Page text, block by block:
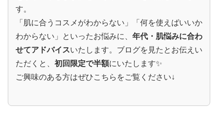
す。
「肌に合うコスメがわからない」「何を使えばいいか
わからない」といったお悩みに、 年代・肌悩みに合わ
せてアドバイスいたします。ブログを見たとお伝えい
ただくと、 初回限定で半額にいたします✨
ご興味のある方はぜひこちらをご覧ください↓